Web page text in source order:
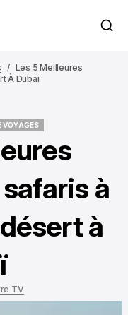
Les 5 Meilleures
À Dubaï
VOYAGES
à
à
TV